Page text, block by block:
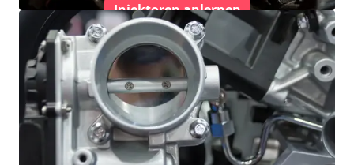
Injektoren anlernen